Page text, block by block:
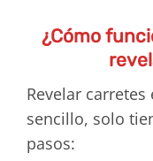
¿Cómo
Revelar
sencillo, solo
pasos: